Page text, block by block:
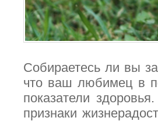
Собираетесь ли вы
что ваш любимец в
показатели
признаки